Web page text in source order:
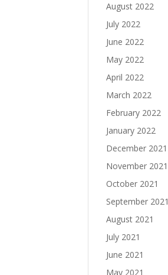
August 2022
July 2022
June 2022
May 2022
April 2022
March 2022
February 2022
January 2022
December 2021
November 2021
October 2021
September 2021
August 2021
July 2021
June 2021
May 2021